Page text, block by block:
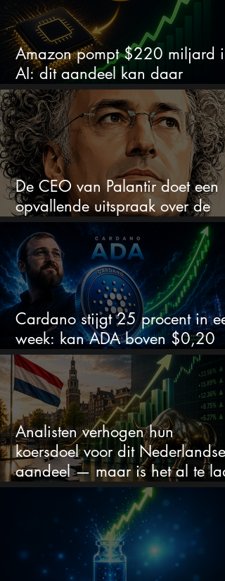
Amazon pompt $220 miljard in
AI: dit aandeel kan daar
explosief van profiteren
De CEO van Palantir doet een
opvallende uitspraak over de
beurs
Cardano stijgt 25 procent in
week: kan ADA boven $0,20
blijven?
Analisten verhogen hun
koersdoel voor dit Nederlandse
aandeel — maar is het al te laat
om in te stappen?